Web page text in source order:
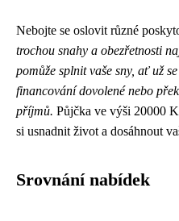
Nebojte se oslovit různé
trochou snahy a obezřetnosti
pomůže splnit vaše sny, ať už
financování dovolené nebo
příjmů. Půjčka ve výši 20000
si usnadnit život a dosáhnout
Srovnání nabídek